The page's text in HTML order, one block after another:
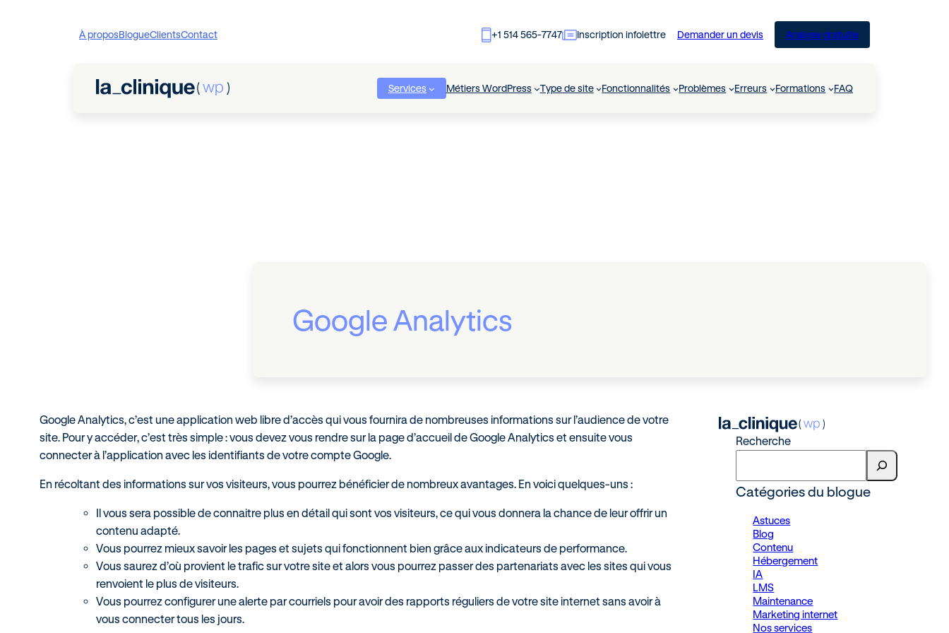
À proposBlogueClientsContact +1 514 565-7747 Inscription infolettre Demander un devis Analyse gratuite
Services Métiers WordPress Type de site Fonctionnalités Problèmes Erreurs Formations FAQ
Google Analytics
Google Analytics, c’est une application web libre d’accès qui vous fournira de nombreuses informations sur l’audience de votre
site. Pour y accéder, c’est très simple : vous devez vous rendre sur la page d’accueil de Google Analytics et ensuite vous
connecter à l’application avec les identifiants de votre compte Google.
En récoltant des informations sur vos visiteurs, vous pourrez bénéficier de nombreux avantages. En voici quelques-uns :
Il vous sera possible de connaitre plus en détail qui sont vos visiteurs, ce qui vous donnera la chance de leur offrir un
contenu adapté.
Vous pourrez mieux savoir les pages et sujets qui fonctionnent bien grâce aux indicateurs de performance.
Vous saurez d’où provient le trafic sur votre site et alors vous pourrez passer des partenariats avec les sites qui vous
renvoient le plus de visiteurs.
Vous pourrez configurer une alerte par courriels pour avoir des rapports réguliers de votre site internet sans avoir à
vous connecter tous les jours.
Recherche
Catégories du blogue
Astuces
Blog
Contenu
Hébergement
IA
LMS
Maintenance
Marketing internet
Nos services